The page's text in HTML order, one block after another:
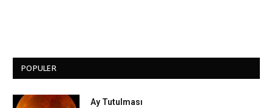
POPULER
Ay Tutulması